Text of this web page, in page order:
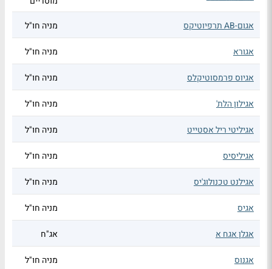
אגום-AB תרפיוטיקס
מניה חו"ל
אגורא מניה חו"ל
אגיוס פרמסוטיקלס מניה חו"ל
אגילון הלת' מניה חו"ל
אגיליטי ריל אסטייט מניה חו"ל
אגיליסיס מניה חו"ל
אגילנט טכנולוג'יס מניה חו"ל
אגיס מניה חו"ל
אגלן אגח א אג"ח
אגנוס מניה חו"ל